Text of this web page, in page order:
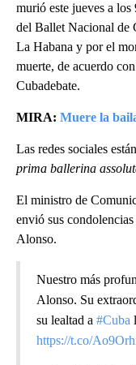
murió este jueves a
del Ballet Nacional de
La Habana y por el
muerte, de acuerdo
Cubadebate.
MIRA: Muere la
Las redes sociales
prima ballerina
El ministro de
envió sus
Alonso.
Nuestro más
Alonso. Su
su lealtad a #Cuba
https://t.co/